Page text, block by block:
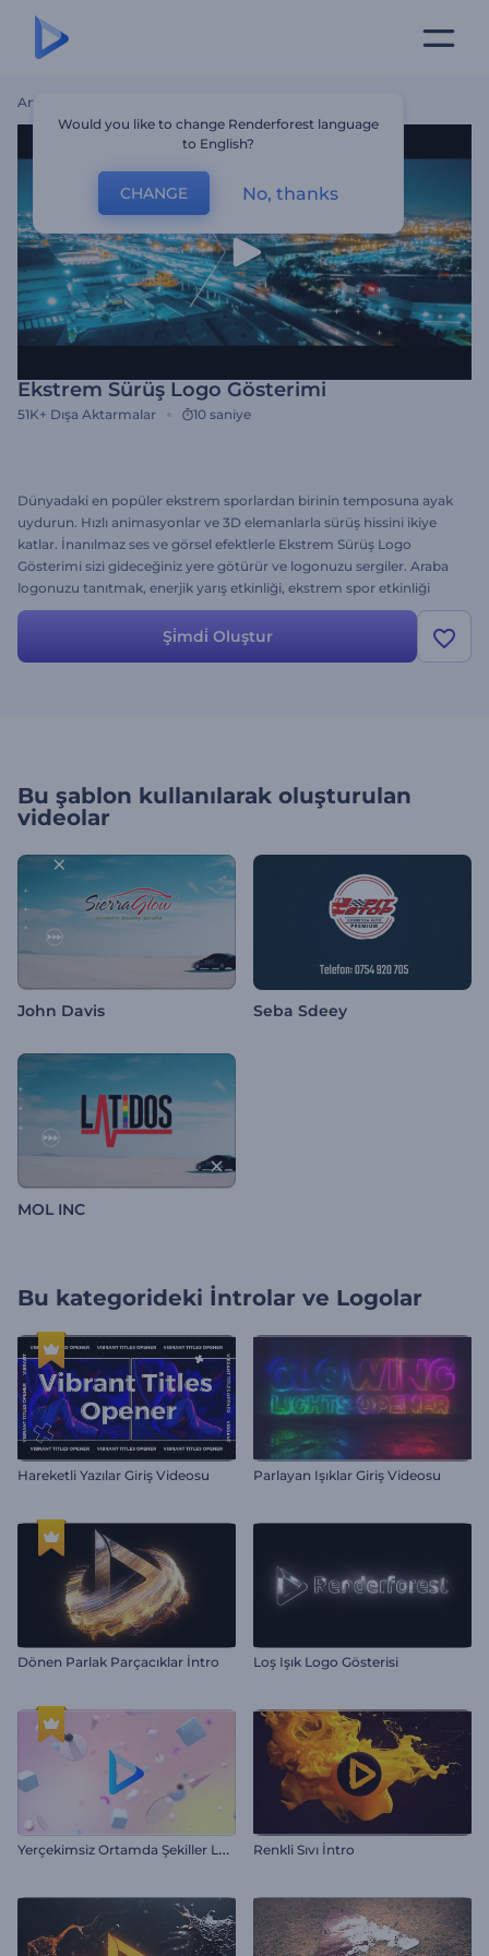
Ana Sayfa
Ekstrem Sürüş Logo Gösterimi
51K+ Dışa Aktarmalar 10 saniye
Dünyadaki en popüler ekstrem sporlardan birinin temposuna ayak
uydurun. Hızlı animasyonlar ve 3D elemanlarla sürüş hissini ikiye
katlar. İnanılmaz ses ve görsel efektlerle Ekstrem Sürüş Logo
Gösterimi sizi gideceğiniz yere götürür ve logonuzu sergiler. Araba
logonuzu tanıtmak, enerjik yarış etkinliği, ekstrem spor etkinliği
duyurusu veya basitçe hız gerektiren bir animasyon için
kullanılabilir. Sürüşünüzü oluşturun ve ilerleyin! Daima ücretsizdir!
Şi̇mdi̇ Oluştur
Bu şablon kullanılarak oluşturulan
videolar
John Davis Seba Sdeey
MOL INC
Bu kategorideki İntrolar ve Logolar
Hareketli Yazılar Giriş Videosu Parlayan Işıklar Giriş Videosu
Dönen Parlak Parçacıklar İntro Loş Işık Logo Gösterisi
Y
erçekimsiz Ortamda Şekiller Logo Gösterimi Renkli Sıvı İntro
Would you like to change Renderforest language
to English?
CHANGE No, thanks